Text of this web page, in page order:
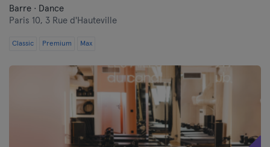
Barre · Dance
Paris 10, 3 Rue d'Hauteville
Classic Premium Max